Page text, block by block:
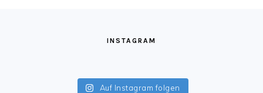
INSTAGRAM
Auf Instagram folgen